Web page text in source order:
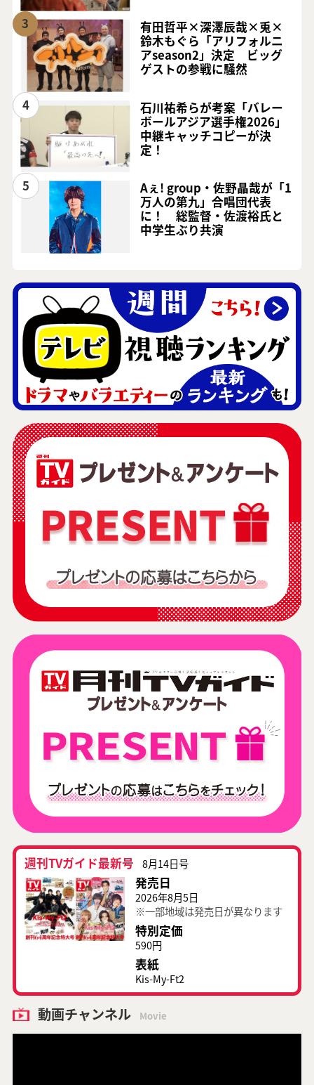
3
有田哲平×深澤辰哉×兎×
鈴木もぐら「アリフォルニ
アseason2」決定 ビッグ
ゲストの参戦に騒然
4
石川祐希らが考案「バレー
ボールアジア選手権2026」
中継キャッチコピーが決
定！
5
Aぇ! group・佐野晶哉が「1
万人の第九」合唱団代表
に！ 総監督・佐渡裕氏と
中学生ぶり共演
週刊TVガイド最新号 8月14日号
発売日
2026年8月5日
※一部地域は発売日が異なります
特別定価
590円
表紙
Kis-My-Ft2
動画チャンネル Movie